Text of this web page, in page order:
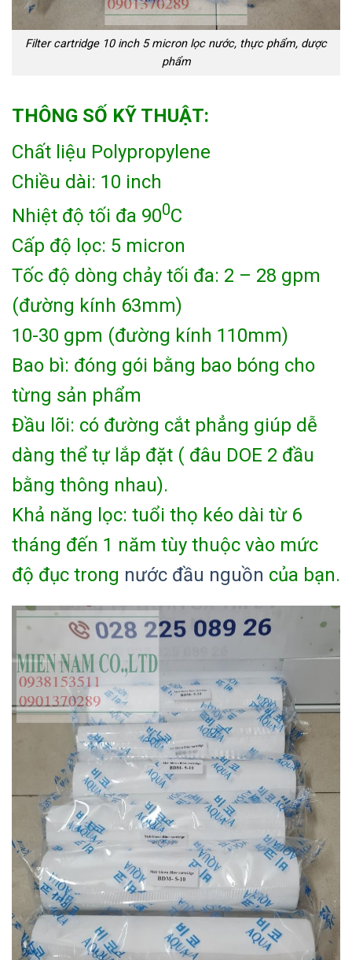
Filter cartridge 10 inch 5 micron lọc nước, thực phẩm, dược
phẩm
THÔNG SỐ KỸ THUẬT:
Chất liệu Polypropylene
Chiều dài: 10 inch
Nhiệt độ tối đa 900C
Cấp độ lọc: 5 micron
Tốc độ dòng chảy tối đa: 2 – 28 gpm
(đường kính 63mm)
10-30 gpm (đường kính 110mm)
Bao bì: đóng gói bằng bao bóng cho
từng sản phẩm
Đầu lõi: có đường cắt phẳng giúp dễ
dàng thể tự lắp đặt ( đâu DOE 2 đầu
bằng thông nhau).
Khả năng lọc: tuổi thọ kéo dài từ 6
tháng đến 1 năm tùy thuộc vào mức
độ đục trong nước đầu nguồn của bạn.